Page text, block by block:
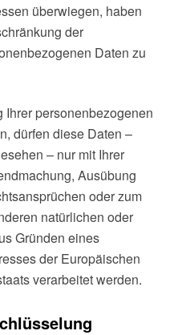
überwiegen, haben
der
Daten zu
personenbezogenen
dürfen diese Daten –
– nur mit Ihrer
Ausübung
oder zum
natürlichen oder
Gründen eines
der Europäischen
verarbeitet werden.